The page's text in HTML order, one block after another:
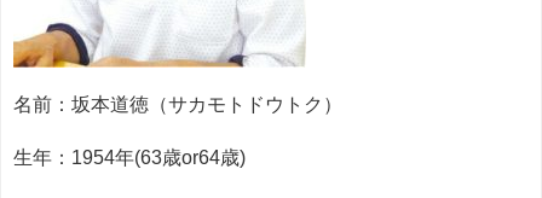
名前：坂本道徳（サカモトドウトク）
生年：1954年(63歳or64歳)